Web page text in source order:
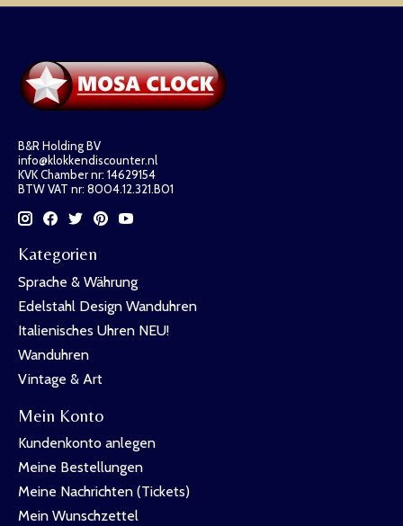
B&R Holding BV
info@klokkendiscounter.nl
KVK Chamber nr: 14629154
BTW VAT nr: 8004.12.321.B01
Kategorien
Sprache & Währung
Edelstahl Design Wanduhren
Italienisches Uhren NEU!
Wanduhren
Vintage & Art
Mein Konto
Kundenkonto anlegen
Meine Bestellungen
Meine Nachrichten (Tickets)
Mein Wunschzettel